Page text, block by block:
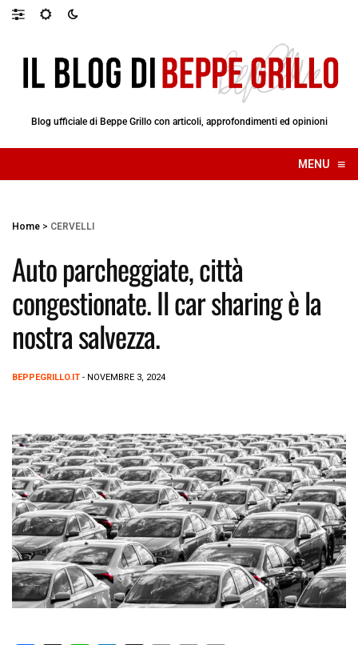
Blog ufficiale di Beppe Grillo con articoli, approfondimenti ed opinioni
MENU ≡
☰
Home > CERVELLI
Auto parcheggiate, città
congestionate. Il car sharing è la
nostra salvezza.
BEPPEGRILLO.IT - NOVEMBRE 3, 2024